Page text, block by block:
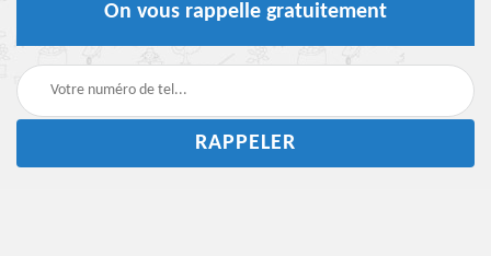
On vous rappelle gratuitement